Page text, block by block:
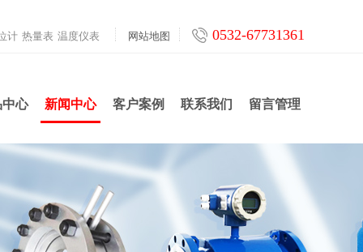
计 热量表 温度仪表 网站地图 0532-67731361
心 新闻中心 客户案例 联系我们 留言管理